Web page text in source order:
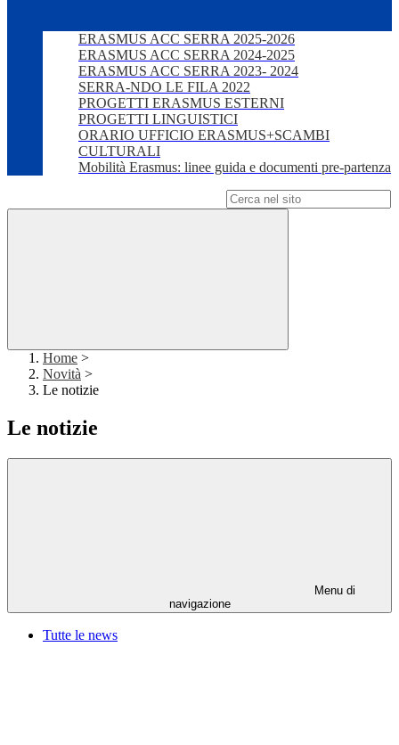
ERASMUS ACC SERRA 2025-2026
ERASMUS ACC SERRA 2024-2025
ERASMUS ACC SERRA 2023- 2024
SERRA-NDO LE FILA 2022
PROGETTI ERASMUS ESTERNI
PROGETTI LINGUISTICI
ORARIO UFFICIO ERASMUS+SCAMBI
CULTURALI
Mobilità Erasmus: linee guida e documenti pre-partenza
Home >
Novità >
Le notizie
Le notizie
Menu di
navigazione
Tutte le news